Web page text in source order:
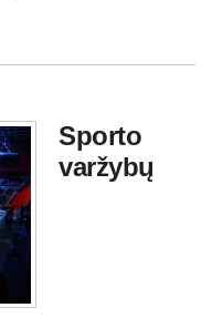
Sporto
varžybų